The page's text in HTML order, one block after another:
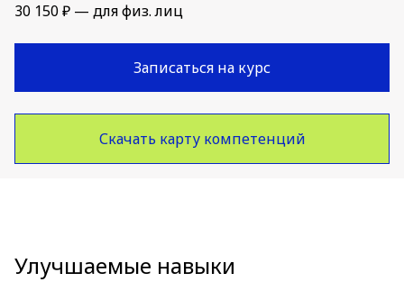
30 150 ₽ — для физ. лиц
Записаться на курс
Скачать карту компетенций
Улучшаемые навыки